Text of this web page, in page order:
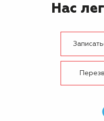
Нас